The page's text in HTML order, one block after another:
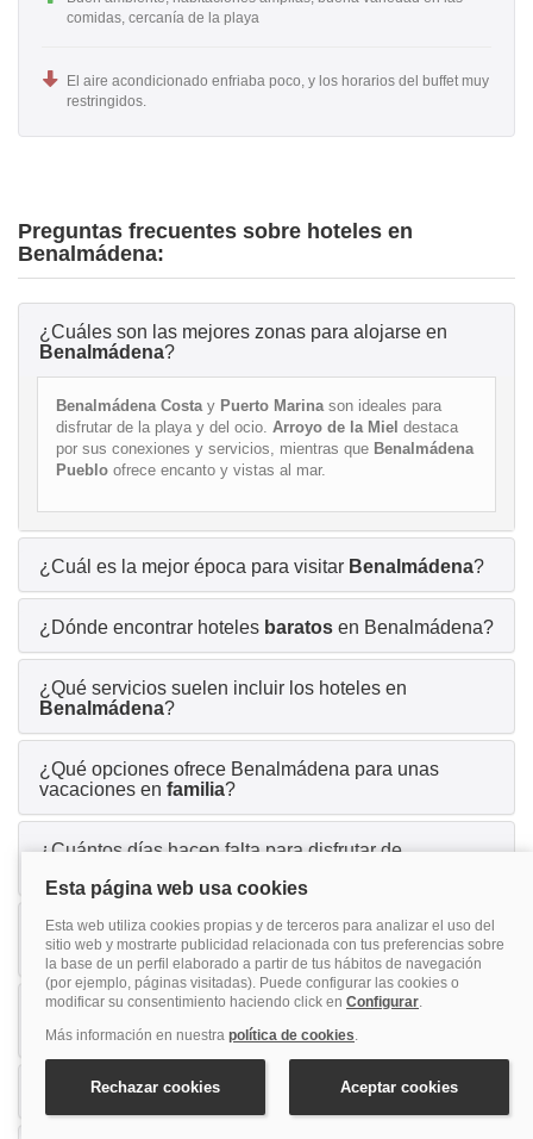
comidas, cercanía de la playa
El aire acondicionado enfriaba poco, y los horarios del buffet muy
restringidos.
Preguntas frecuentes sobre hoteles en
Benalmádena:
¿Cuáles son las mejores zonas para alojarse en
Benalmádena?
Benalmádena Costay Puerto Marinason ideales para
disfrutar de la playa y del ocio. Arroyo de la Miel destaca
por sus conexiones y servicios, mientras que Benalmádena
Pueblo ofrece encanto y vistas al mar.
¿Cuál es la mejor época para visitar Benalmádena?
¿Dónde encontrar hoteles baratos en Benalmádena?
¿Qué servicios suelen incluir los hoteles en
Benalmádena?
¿Qué opciones ofrece Benalmádena para unas
vacaciones en familia?
¿Cuántos días hacen falta para disfrutar de
¿Qué actividades o planes ofrece Benalmádena para
un viaje conamigos?
¿Por qué Benalmádena es una buena opción para
parejas?
¿Los hoteles en Benalmádena aceptanmascotas